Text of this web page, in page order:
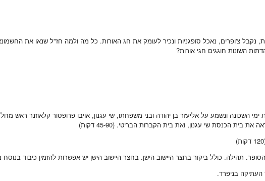
ויימשך 2-3 שעות. במהלכו נדליק חנוכיות, נקבל צ'ופרים, נאכל סופגניות ונכיר לעומק את חג האורות. כל מה ולמה
השונות חוגגים חגי אורות?
תלפיות. נראה את הבתים בני 100 השנה מראשית ימי השכונה ונשמע על אליעזר בן יהודה ובני משפחתו, שי עגנון,
הכנסת שי עגנון, ואת בית הקברות הבריטי. (45-90 דקות)
תהילה. כולל ביקור בחצר היישוב הישן. בחצר היישוב הישן יש אפשרות להזמין כיבוד